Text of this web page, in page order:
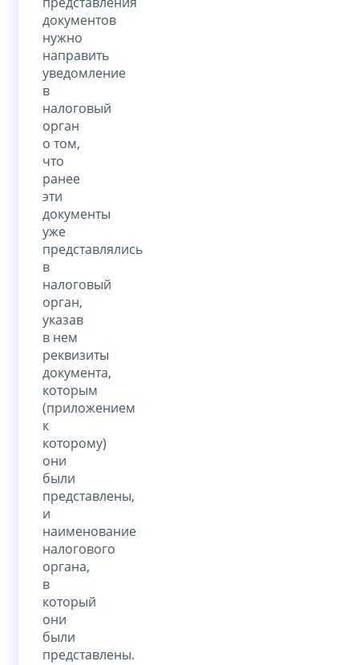
документов
нужно
направить
уведомление
в
налоговый
орган
о том,
что
ранее
эти
документы
уже
представлялись
в
налоговый
орган,
указав
в нем
реквизиты
документа,
которым
(приложением
к
которому)
они
были
представлены,
и
наименование
налогового
органа,
в
который
они
были
представлены.